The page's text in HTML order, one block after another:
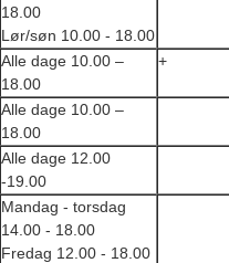
18.00
Lør/søn 10.00 - 18.00
Alle dage 10.00 –
18.00
+
Alle dage 10.00 –
18.00
Alle dage 12.00
-19.00
Mandag - torsdag
14.00 - 18.00
Fredag 12.00 - 18.00